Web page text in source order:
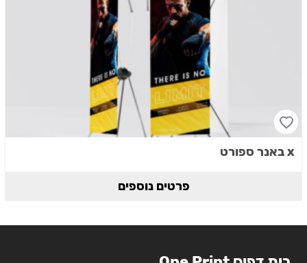
x באנר ספורט
פרטים נוספים